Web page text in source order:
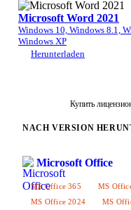
Microsoft Word 2021
Windows 10, Windows 8.1,
Windows XP
Herunterladen
Купить
NACH VERSION
Microsoft Office
MS Office 365 MS
MS Office 2024
MS